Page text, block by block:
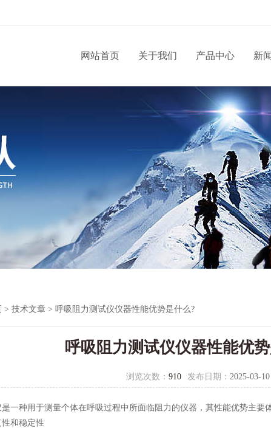
网站首页 关于我们 产品中心 新
> 技术文章 > 呼吸阻力测试仪仪器性能优势是什么?
呼吸阻力测试仪仪器性能优
浏览次数： 910 发布日期： 2025-03-10
是一种用于测量个体在呼吸过程中所面临阻力的仪器，其性能优势主要
和稳定性